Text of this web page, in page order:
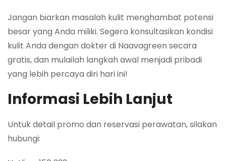
Jangan biarkan masalah kulit menghambat potensi
besar yang Anda miliki. Segera konsultasikan kondisi
kulit Anda dengan dokter di Naavagreen secara
gratis, dan mulailah langkah awal menjadi pribadi
yang lebih percaya diri hari ini!
Informasi Lebih Lanjut
Untuk detail promo dan reservasi perawatan, silakan
hubungi: